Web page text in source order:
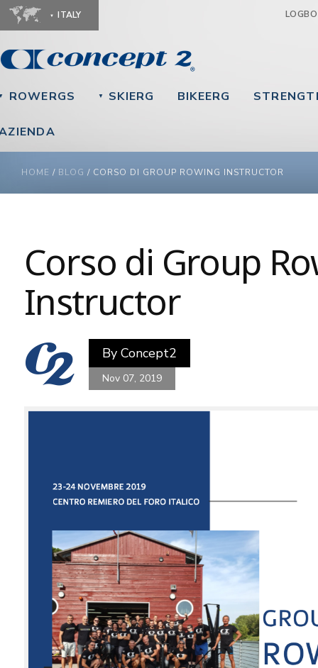
ITALY
ROWERGS ▼ SKIERG BIKEERG
YOU ARE HERE
HOME / BLOG / CORSO DI GROUP ROWING INSTRUCTOR
Corso di Group
Instructor
By Concept2
Nov 07, 2019